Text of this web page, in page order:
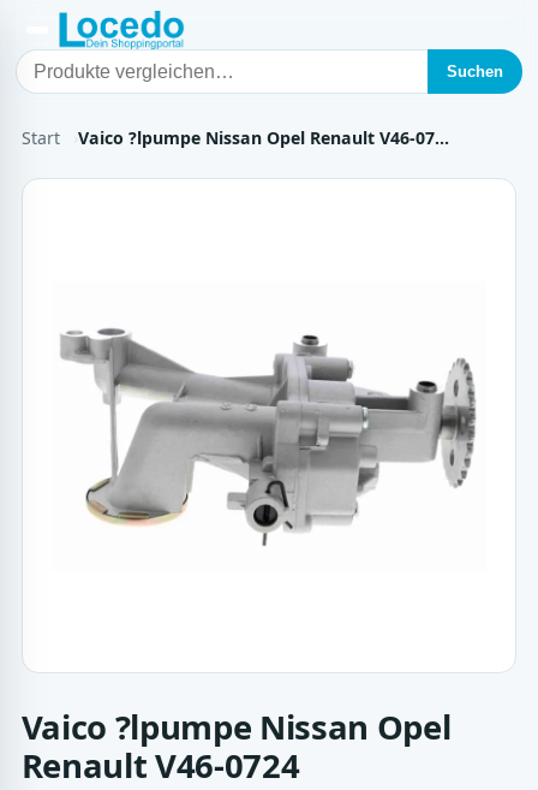
Suchen
Start Vaico ?lpumpe Nissan Opel Renault V46-07…
Vaico ?lpumpe Nissan Opel
Renault V46-0724